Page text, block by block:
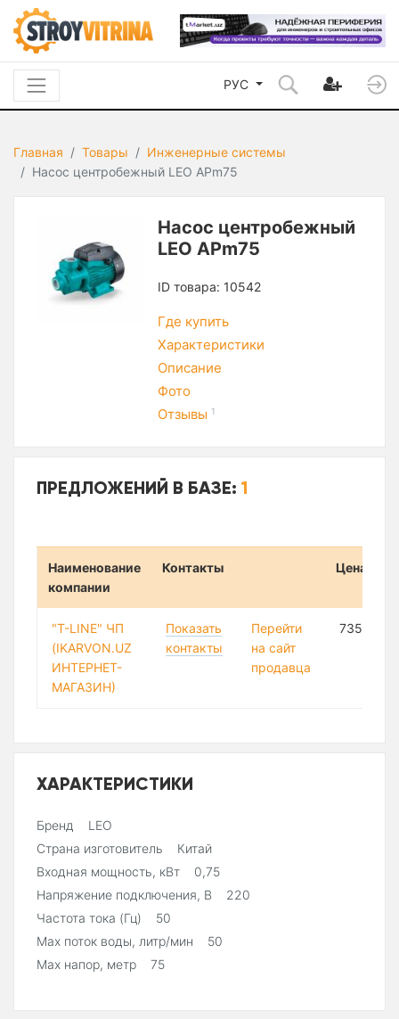
РУС
Главная Товары
Инженерные системы
Насос центробежный LEO APm75
Насос центробежный
LEO APm75
ID товара: 10542
Где купить
Характеристики
Описание
Фото
Отзывы 1
ПРЕДЛОЖЕНИЙ В БАЗЕ:1
Наименование
компании
Контакты Цена
"T-LINE" ЧП
(IKARVON.UZ
ИНТЕРНЕТ-
МАГАЗИН)
Показать
контакты
Перейти
на сайт
продавца
735 540
ХАРАКТЕРИСТИКИ
Бренд LEO
Страна изготовитель Китай
Входная мощность, кВт 0,75
Напряжение подключения, В 220
Частота тока (Гц) 50
Мах поток воды, литр/мин 50
Мах напор, метр 75